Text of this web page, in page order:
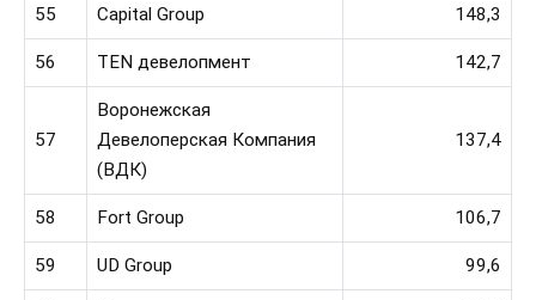
55 Capital Group 148,3
56 TEN девелопмент 142,7
57
Воронежская
Девелоперская Компания
(ВДК)
137,4
58 Fort Group 106,7
59 UD Group 99,6